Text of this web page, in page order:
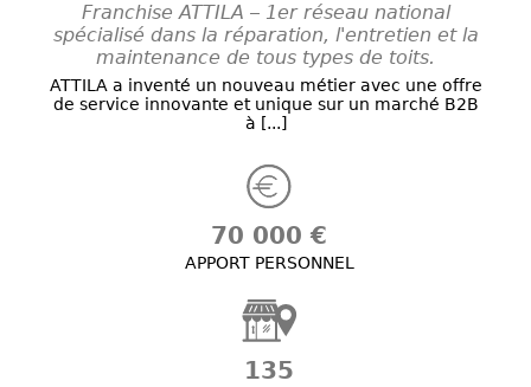
Franchise ATTILA – 1er réseau national
spécialisé dans la réparation, l'entretien et la
maintenance de tous types de toits.
ATTILA a inventé un nouveau métier avec une offre
de service innovante et unique sur un marché B2B
à [...]
70 000 €
APPORT PERSONNEL
135